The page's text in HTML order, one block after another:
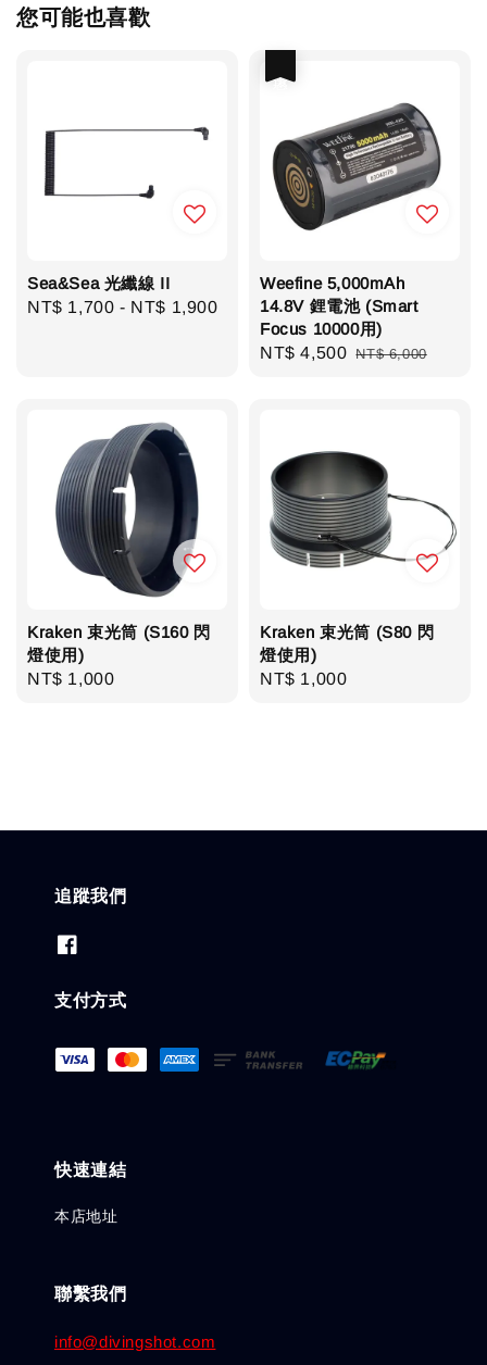
您可能也喜歡
Sea&Sea 光纖線 II
Regular
NT$ 1,700 - NT$ 1,900
Weefine 5,000mAh
14.8V 鋰電池 (Smart
Focus 10000用)
Sale
NT$ 4,500 Regular
NT$ 6,000
Kraken 束光筒 (S160 閃
燈使用)
Regular
NT$ 1,000
Kraken 束光筒 (S80 閃
燈使用)
Regular
NT$ 1,000
追蹤我們
支付方式
快速連結
本店地址
聯繫我們
info@divingshot.com